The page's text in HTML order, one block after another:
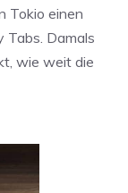
Tokio einen
Tabs. Damals
wie weit die